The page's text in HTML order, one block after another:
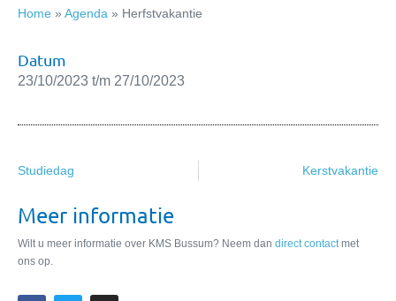
Home » Agenda » Herfstvakantie
Datum
23/10/2023 t/m 27/10/2023
Studiedag Kerstvakantie
Meer informatie
Wilt u meer informatie over KMS Bussum? Neem dan direct contactmet
ons op.